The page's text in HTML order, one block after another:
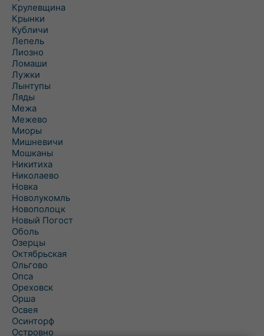
Крулевщина
Крынки
Кубличи
Лепель
Лиозно
Ломаши
Лужки
Лынтупы
Ляды
Межа
Межево
Миоры
Мишневичи
Мошканы
Никитиха
Николаево
Новка
Новолукомль
Новополоцк
Новый Погост
Оболь
Озерцы
Октябрьская
Ольгово
Опса
Ореховск
Орша
Освея
Осинторф
Островно